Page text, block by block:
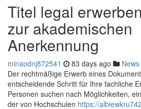
Titel legal
zur akademischen
Anerkennung
minaodnj872541 83 days ago News
Der rechtmäßige Erwerb eines
entscheidende Schritt für Ihre fachliche
Personen suchen nach Möglichkeiten,
der von Hochschulen https://